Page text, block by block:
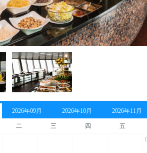
2026年09月 2026年10月 2026年11月
二 三 四
五